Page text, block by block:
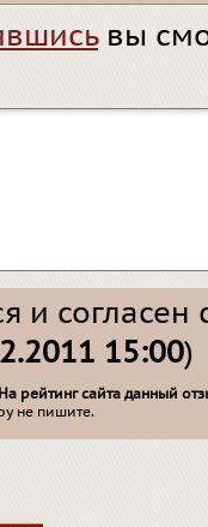
вы
и согласен
15:00)
рейтинг сайта данный
не пишите.